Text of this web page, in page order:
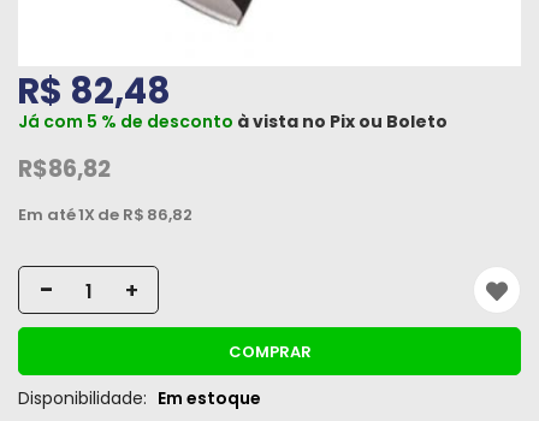
Materiais
Hidráulicos
e
Pneumáticos
e
Químicos
e
Acessórios
R$ 82,48
Já com 5 % de desconto à vista no Pix ou Boleto
R$86,82
Em até1X de R$ 86,82
- +
COMPRAR
Disponibilidade: Em estoque